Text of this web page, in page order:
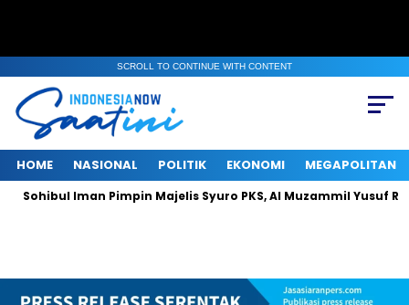
SCROLL TO CONTINUE WITH CONTENT
HOME NASIONAL POLITIK EKONOMI MEGAPOLITAN
Iman Pimpin Majelis Syuro PKS, Al Muzammil Yusuf Resmi